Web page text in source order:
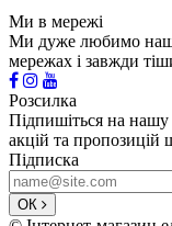
Ми в мережі
Ми дуже любимо
мережах і завжди
Розсилка
Підпишіться на нашу
акцій та пропозицій
Підписка
ОК